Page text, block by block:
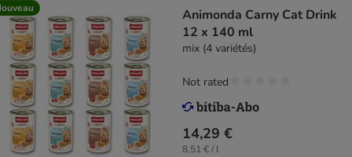
Animonda Carny Cat Drink
12 x 140 ml
mix (4 variétés)
14,29 €
8,51 € / l
Not rated